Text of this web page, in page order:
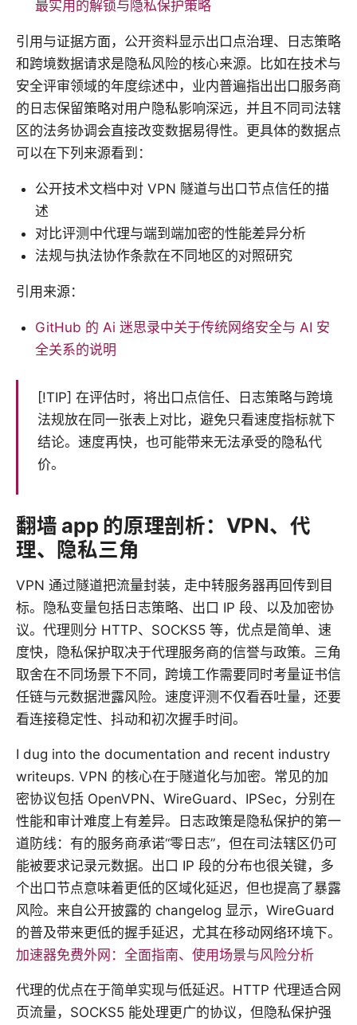
最实用的解锁与隐私保护策略
引用与证据方面，公开资料显示出口点治理、日志策略
和跨境数据请求是隐私风险的核心来源。比如在技术与
安全评审领域的年度综述中，业内普遍指出出口服务商
的日志保留策略对用户隐私影响深远，并且不同司法辖
区的法务协调会直接改变数据易得性。更具体的数据点
可以在下列来源看到：
公开技术文档中对 VPN 隧道与出口节点信任的描
述
对比评测中代理与端到端加密的性能差异分析
法规与执法协作条款在不同地区的对照研究
引用来源：
GitHub 的 Ai 迷思录中关于传统网络安全与 AI 安
全关系的说明
[!TIP] 在评估时，将出口点信任、日志策略与跨境
法规放在同一张表上对比，避免只看速度指标就下
结论。速度再快，也可能带来无法承受的隐私代
价。
翻墙 app 的原理剖析：VPN、代
理、隐私三角
VPN 通过隧道把流量封装，走中转服务器再回传到目
标。隐私变量包括日志策略、出口 IP 段、以及加密协
议。代理则分 HTTP、SOCKS5 等，优点是简单、速
度快，隐私保护取决于代理服务商的信誉与政策。三角
取舍在不同场景下不同，跨境工作需要同时考量证书信
任链与元数据泄露风险。速度评测不仅看吞吐量，还要
看连接稳定性、抖动和初次握手时间。
I dug into the documentation and recent industry
writeups. VPN 的核心在于隧道化与加密。常见的加
密协议包括 OpenVPN、WireGuard、IPSec，分别在
性能和审计难度上有差异。日志政策是隐私保护的第一
道防线：有的服务商承诺“零日志”，但在司法辖区仍可
能被要求记录元数据。出口 IP 段的分布也很关键，多
个出口节点意味着更低的区域化延迟，但也提高了暴露
风险。来自公开披露的 changelog 显示，WireGuard
的普及带来更低的握手延迟，尤其在移动网络环境下。
加速器免费外网：全面指南、使用场景与风险分析
代理的优点在于简单实现与低延迟。HTTP 代理适合网
页流量，SOCKS5 能处理更广的协议，但隐私保护强